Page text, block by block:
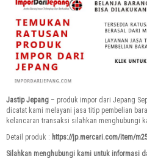
Jastip Jepang – produk impor dari Jepang
dicatat kami melayani jasa titip pembelian
kelancaran transaksi silahkan menghubungi
Detail produk : https://jp.mercari.com/item/
Silahkan menghubungi kami untuk informasi